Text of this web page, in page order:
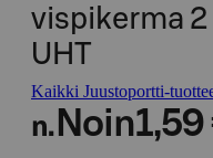
vispikerma
UHT
Kaikki Juustoportti-
n. Noin1,59